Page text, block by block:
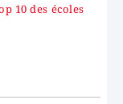
10 des écoles